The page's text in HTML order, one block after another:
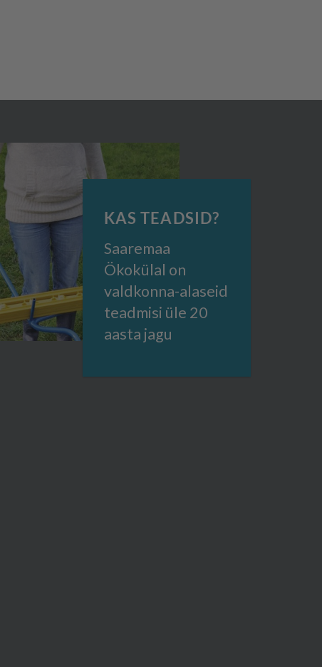
KAS TEADSID?
Saaremaa
Ökokülal on
valdkonna-alaseid
teadmisi üle 20
aasta jagu